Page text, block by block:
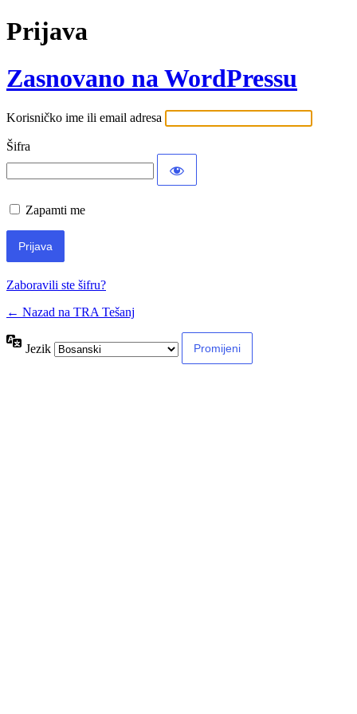
Prijava
Zasnovano na WordPressu
Korisničko ime ili email adresa
Šifra
Zapamti me
Zaboravili ste šifru?
← Nazad na TRA Tešanj
Jezik